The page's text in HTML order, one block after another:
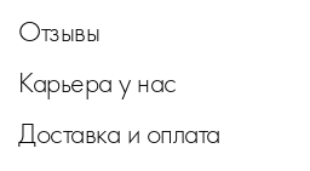
Отзывы
Карьера у нас
Доставка и оплата